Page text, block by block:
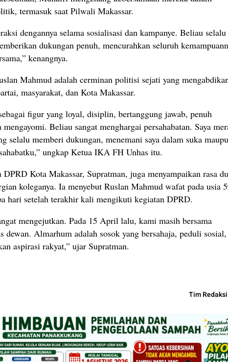
termasuk saat Pilwali Makassar.
dengannya selama sosialisasi dan kampanye. Beliau selalu
dukungan penuh, mencurahkan seluruh
kenangnya.
Mahmud adalah cerminan politisi sejati yang
masyarakat, dan Kota Makassar.
figur yang loyal, disiplin, bertanggung jawab, penuh
Beliau sangat menghargai persahabatan. Saya
selalu memberi dukungan, menemani saya dalam suka
ungkap Ketua IKA FH Unhas itu.
Kota Makassar, Supratman, juga menyampaikan rasa
koleganya. Ia menyebut Ruslan Mahmud wafat pada usia
hari setelah terakhir kali mengikuti kegiatan DPRD.
mengejutkan. Pada 15 April lalu, kami masih bersama
dewan. Almarhum adalah sosok yang bersahaja, peduli sosial,
aspirasi rakyat,” ujar Supratman.
Tim Redaksi